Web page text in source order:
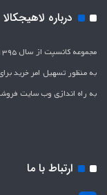
درباره لاهیجکالا
به منظور تسهیل امر خرید
به راه اندازی وب سایت
ارتباط با ما